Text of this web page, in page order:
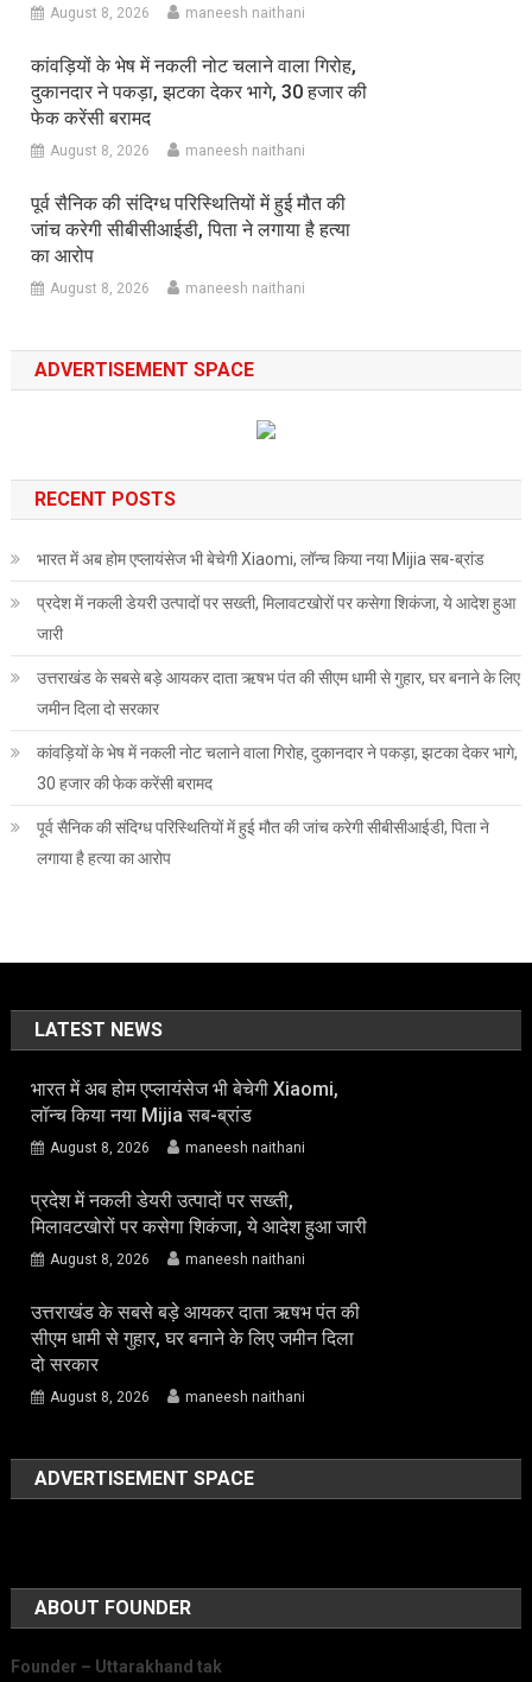
August 8, 2026 maneesh naithani
कांवड़ियों के भेष में नकली नोट चलाने वाला गिरोह,
दुकानदार ने पकड़ा, झटका देकर भागे, 30 हजार की
फेक करेंसी बरामद
August 8, 2026 maneesh naithani
पूर्व सैनिक की संदिग्ध परिस्थितियों में हुई मौत की
जांच करेगी सीबीसीआईडी, पिता ने लगाया है हत्या
का आरोप
August 8, 2026 maneesh naithani
ADVERTISEMENT SPACE
RECENT POSTS
भारत में अब होम एप्लायंसेज भी बेचेगी Xiaomi, लॉन्च किया नया Mijia सब-ब्रांड
प्रदेश में नकली डेयरी उत्पादों पर सख्ती, मिलावटखोरों पर कसेगा शिकंजा, ये आदेश हुआ
जारी
उत्तराखंड के सबसे बड़े आयकर दाता ऋषभ पंत की सीएम धामी से गुहार, घर बनाने के लिए
जमीन दिला दो सरकार
कांवड़ियों के भेष में नकली नोट चलाने वाला गिरोह, दुकानदार ने पकड़ा, झटका देकर भागे,
30 हजार की फेक करेंसी बरामद
पूर्व सैनिक की संदिग्ध परिस्थितियों में हुई मौत की जांच करेगी सीबीसीआईडी, पिता ने
लगाया है हत्या का आरोप
LATEST NEWS
भारत में अब होम एप्लायंसेज भी बेचेगी Xiaomi,
लॉन्च किया नया Mijia सब-ब्रांड
August 8, 2026 maneesh naithani
प्रदेश में नकली डेयरी उत्पादों पर सख्ती,
मिलावटखोरों पर कसेगा शिकंजा, ये आदेश हुआ जारी
August 8, 2026 maneesh naithani
उत्तराखंड के सबसे बड़े आयकर दाता ऋषभ पंत की
सीएम धामी से गुहार, घर बनाने के लिए जमीन दिला
दो सरकार
August 8, 2026 maneesh naithani
ADVERTISEMENT SPACE
ABOUT FOUNDER
Founder – Uttarakhand tak